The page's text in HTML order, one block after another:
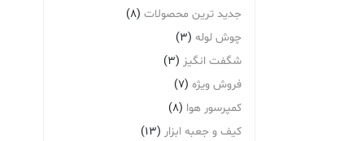
جدید ترین محصولات (8)
چوش لوله (3)
شگفت انگیز (3)
فروش ویژه (7)
کمپرسور هوا (8)
کیف و جعبه ابزار (13)